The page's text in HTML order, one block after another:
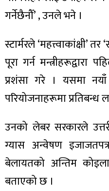
गर्नेछैनौँ’ , उनले भने ।
स्टार्मरले ‘महत्त्वाकांक्षी’
पूरा गर्न मन्त्रीहरूद्वारा
प्रशंसा गरे । यसमा
परियोजनाहरूमा प्रतिबन्ध
उनको लेबर सरकारले
ग्यास अन्वेषण
बेलायतको अन्तिम
बताएको छ ।